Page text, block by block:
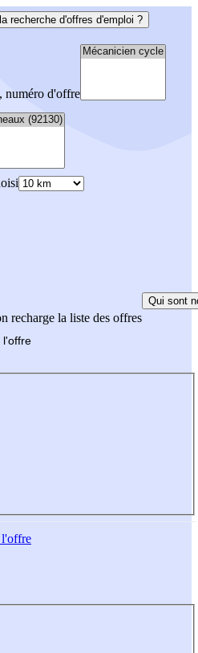
recherche d'offres d'emploi ?
numéro d'offre
recharge la liste des offres
Qui sont
l'offre
l'offre